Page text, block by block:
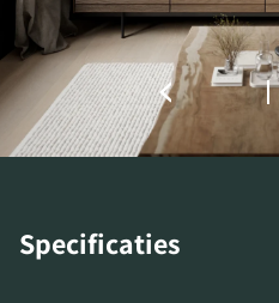
Specificaties
alle vergrendelde
website.